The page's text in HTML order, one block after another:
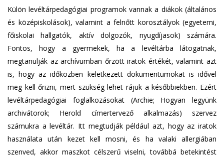
Külön levéltárpedagógiai programok vannak a diákok (általános
és középiskolások), valamint a felnőtt korosztályok (egyetemi,
főiskolai hallgatók, aktív dolgozók, nyugdíjasok) számára.
Fontos, hogy a gyermekek, ha a levéltárba látogatnak,
megtanulják az archívumban őrzött iratok értékét, valamint azt
is, hogy az időközben keletkezett dokumentumokat is idővel
meg kell őrizni, mert szükség lehet rájuk a későbbiekben. Ezért
levéltárpedagógiai foglalkozásokat (Archie; Hogyan legyünk
archivátorok; Herold címertervező alkalmazás) szervez
számukra a levéltár. Itt megtudják például azt, hogy az iratok
használata után kezet kell mosni, és ha valaki allergiában
szenved, akkor maszkot célszerű viselni, továbbá betekintést